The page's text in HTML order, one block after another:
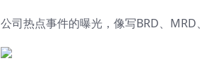
公司热点事件的曝光，像写BRD、MRD